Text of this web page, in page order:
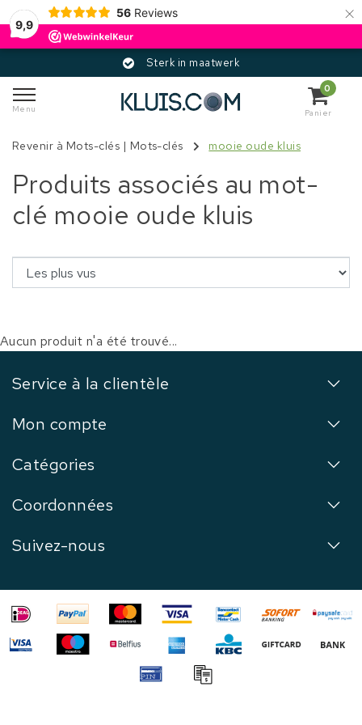
9,9
56 Reviews ×
Sterk in maatwerk
Menu
0
Panier
Revenir à Mots-clés | Mots-clés mooie oude kluis
Produits associés au mot-
clé mooie oude kluis
Aucun produit n'a été trouvé...
Service à la clientèle
Mon compte
Catégories
Coordonnées
Suivez-nous